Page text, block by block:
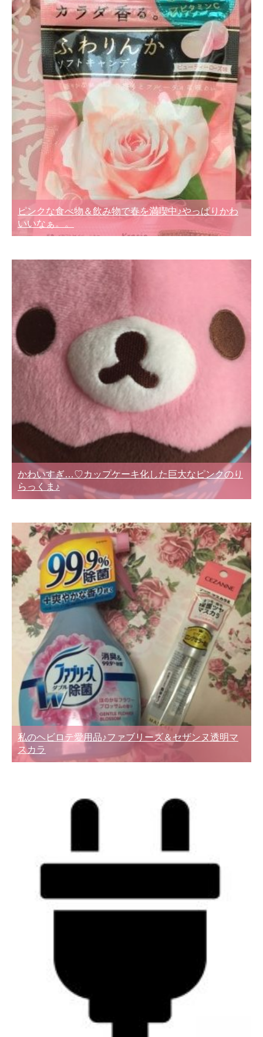
ピンクな食べ物＆飲み物で春を満喫中♪やっぱりかわ
いいなぁ。。
かわいすぎ…♡カップケーキ化した巨大なピンクのり
らっくま♪
私のヘビロテ愛用品♪ファブリーズ＆セザンヌ透明マ
スカラ